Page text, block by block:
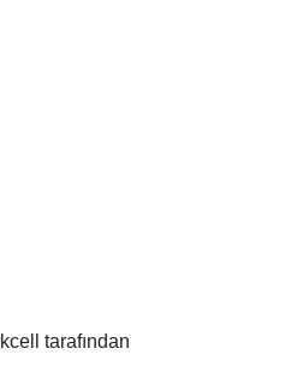
tarafından